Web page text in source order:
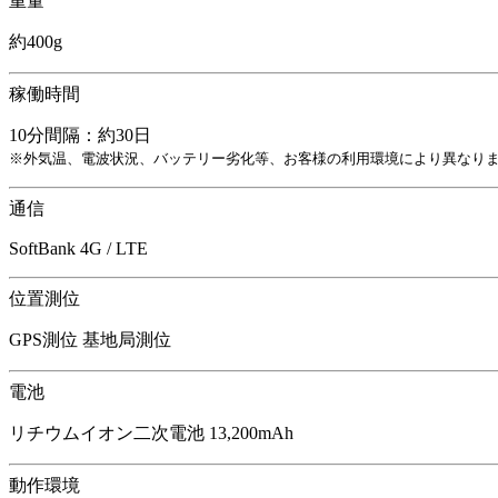
約400g
稼働時間
10分間隔：約30日
※外気温、電波状況、バッテリー劣化等、お客様の利用環境により異なり
通信
SoftBank 4G / LTE
位置測位
GPS測位 基地局測位
電池
リチウムイオン二次電池 13,200mAh
動作環境